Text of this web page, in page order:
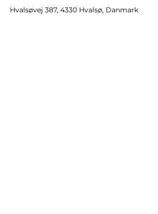
Hvalsøvej 387, 4330 Hvalsø, Danmark